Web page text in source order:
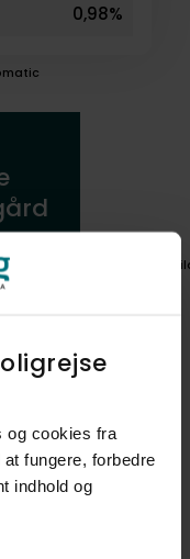
og cookies fra
fungere, forbedre
indhold og
0,98%